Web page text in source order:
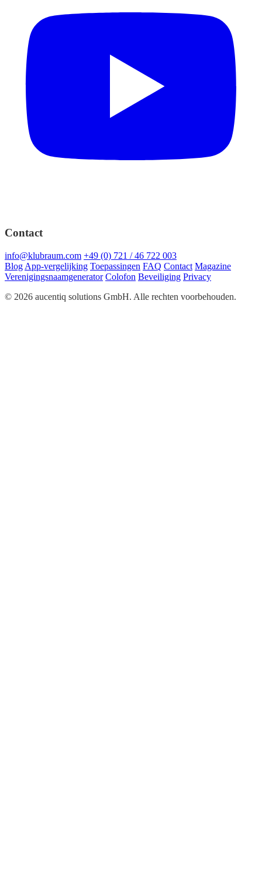
Contact
info@klubraum.com +49 (0) 721 / 46 722 003
Blog App-vergelijking Toepassingen FAQ Contact Magazine
Verenigingsnaamgenerator Colofon Beveiliging Privacy
© 2026 aucentiq solutions GmbH. Alle rechten voorbehouden.